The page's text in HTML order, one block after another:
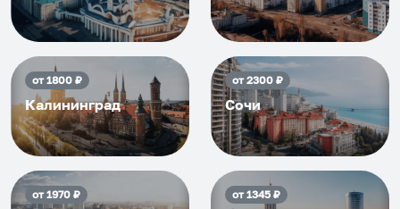
от1800₽
Калининград
от2300₽
Сочи
от1970₽ от1345₽